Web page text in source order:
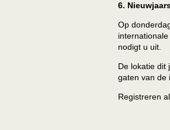
6.
Op
nodigt u uit.
De lokatie dit
gaten van de
Registreren